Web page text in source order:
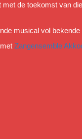
de toekomst van
musical vol
Zangensemble